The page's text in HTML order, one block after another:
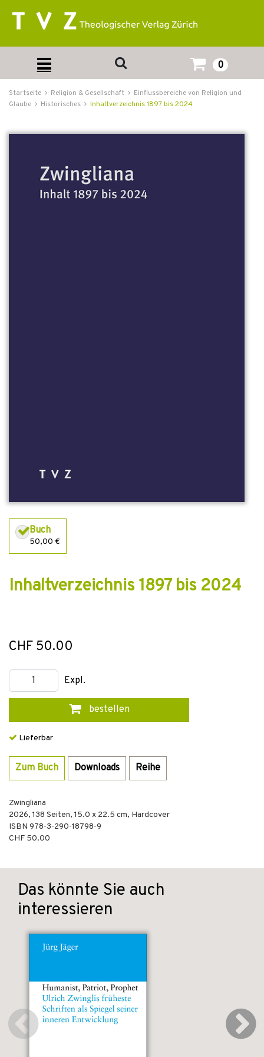
0
Startseite Religion & Gesellschaft
Einflussbereiche von Religion und
Glaube
Historisches Inhaltverzeichnis 1897 bis 2024
Buch
50,00 €
Inhaltverzeichnis 1897 bis 2024
CHF 50.00
Expl.
bestellen
Lieferbar
Zum Buch Downloads Reihe
Zwingliana
2026, 138 Seiten, 15.0 x 22.5 cm, Hardcover
ISBN 978-3-290-18798-9
CHF 50.00
Das könnte Sie auch
interessieren